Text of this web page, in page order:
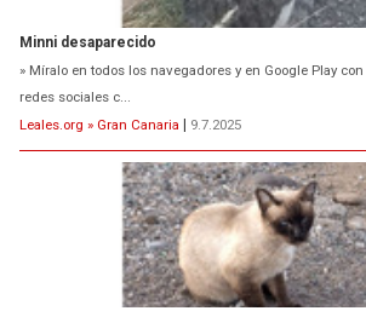
Minni desaparecido
» Míralo en todos los navegadores y en Google Play
redes sociales c...
Leales.org » Gran Canaria | 9.7.2025